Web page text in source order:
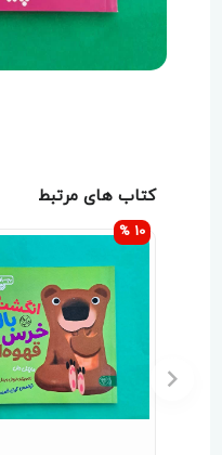
کتاب های مرتبط
10 %